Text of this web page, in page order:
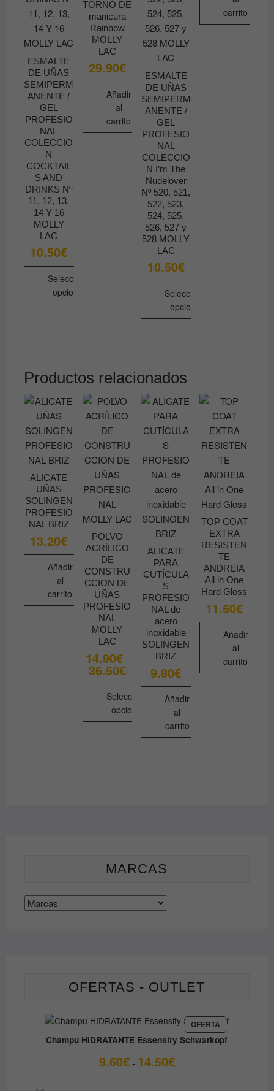
ESMALTE
DE UÑAS
SEMIPERM
ANENTE /
GEL
PROFESIO
NAL
COLECCIO
N
COCKTAIL
S AND
DRINKS Nº
11, 12, 13,
14 Y 16
MOLLY
LAC
10.50€
Seleccionar
opciones
variantes.
Las
opciones
se
pueden
elegir
en
la
página
de
producto
TORNO DE
manicura
Rainbow
MOLLY
LAC
29.90€
Añadir
al
carrito
ESMALTE
DE UÑAS
SEMIPERM
ANENTE /
GEL
PROFESIO
NAL
COLECCIO
N I’m The
Nudelover
Nº 520, 521,
522, 523,
524, 525,
526, 527 y
528 MOLLY
LAC
10.50€
Seleccionar
opciones
múltiples
variantes.
Las
opciones
se
pueden
elegir
en
la
página
de
producto
carrito
Productos relacionados
ALICATE
UÑAS
SOLINGEN
PROFESIO
NAL BRIZ
13.20€
Añadir
al
carrito
POLVO
ACRÍLICO
DE
CONSTRU
CCION DE
UÑAS
PROFESIO
NAL
MOLLY
LAC
14.90€ -
36.50€Rango
de
precios:
desde
14.90€
hasta
36.50€
Seleccionar
opciones
en
ALICATE
PARA
CUTÍCULA
S
PROFESIO
NAL de
acero
inoxidable
SOLINGEN
BRIZ
9.80€
Añadir
al
carrito
TOP COAT
EXTRA
RESISTEN
TE
ANDREIA
All in One
Hard Gloss
11.50€
Añadir
al
carrito
MARCAS
OFERTAS - OUTLET
OFERTA PRODUCTO
EN
OFERTA
Champu HIDRATANTE Essensity Schwarkopf
9.60€ - 14.50€Rango